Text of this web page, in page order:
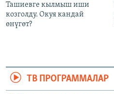
Ташиевге кылмыш иши
козголду. Окуя кандай
өнүгөт?
ТВ ПРОГРАММАЛАР